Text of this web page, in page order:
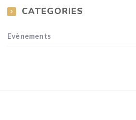
CATEGORIES
Evènements